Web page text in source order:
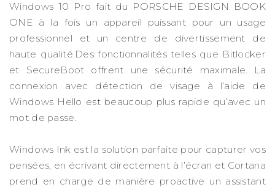
Windows 10 Pro fait du PORSCHE DESIGN BOOK
ONE à la fois un appareil puissant pour un usage
professionnel et un centre de divertissement de
haute qualité.Des fonctionnalités telles que Bitlocker
et SecureBoot offrent une sécurité maximale. La
connexion avec détection de visage à l’aide de
Windows Hello est beaucoup plus rapide qu’avec un
mot de passe.
Windows Ink est la solution parfaite pour capturer vos
pensées, en écrivant directement à l’écran et Cortana
prend en charge de manière proactive un assistant